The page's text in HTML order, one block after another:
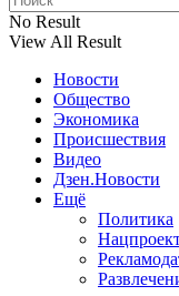
No Result
View All Result
Новости
Общество
Экономика
Происшествия
Видео
Дзен.Новости
Ещё
Политика